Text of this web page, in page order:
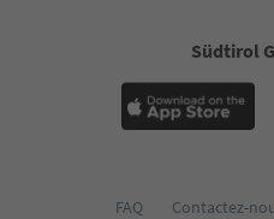
Südtirol
FAQ Contactez-